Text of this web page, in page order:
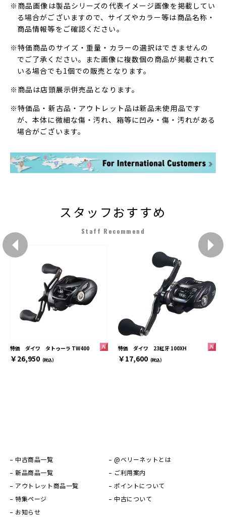
※商品画像は製品シリーズの代表イメージ画像を掲載してい
る場合がございますので、サイズやカラー等は商品名称・
商品情報等をご確認ください。
※特価商品のサイズ・重量・カラーの選択はできませんの
でご了承ください。また画像に複数個の商品が掲載されて
いる場合でも1個での販売となります。
※商品は店頭展示併売品となります。
※特価品・新古品・アウトレット品は新品未使用品です
が、本体に微細な傷・汚れ、箱等に凹み・傷・汚れがある
場合がございます。
スタッフおすすめ
Staff Recommend
特価 ダイワ タトゥーラ TW400
￥26,950 (税込)
特価 ダイワ 23紅牙 100XH
￥17,600 (税込)
中古商品一覧
新品商品一覧
アウトレット商品一覧
特集ページ
お知らせ
@ベリーネットとは
ご利用案内
ポイントについて
中古について